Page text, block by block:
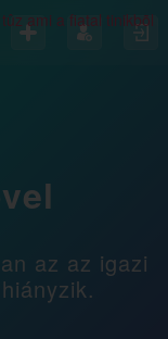
az az igazi